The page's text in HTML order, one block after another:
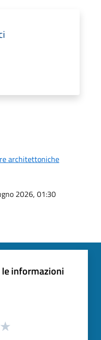
architettoniche
2026, 01:30
informazioni